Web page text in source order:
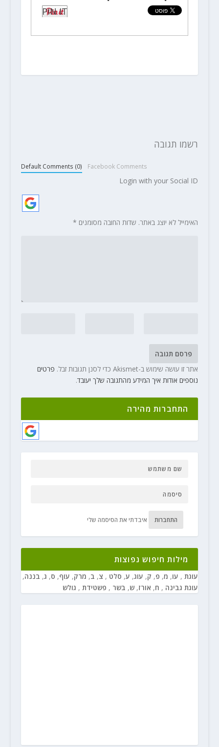
PIN IT
רשמו תגובה
Default Comments (0) Facebook Comments
Login with your Social ID
האימייל לא יוצג באתר. שדות החובה מסומנים *
אתר זו עושה שימוש ב-Akismet כדי לסנן תגובות זבל.
פרטים
נוספים אודות איך המידע מהתגובה שלך יעובד.
התחברות מהירה
התחברות איבדתי את הסיסמה שלי
מילות חיפוש נפוצות
עוגת , עו, מ, פ, ק, עוג, ע, סלט , צ, ב, מרק, עוף, ס, ג, בננה,
עוגת גבינה , ח, אורז, ש, בשר , פשטידת , גולש